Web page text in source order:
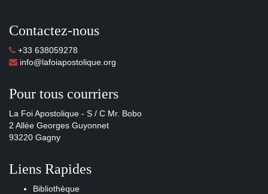
Contactez-nous
+33 638059278
info@lafoiapostolique.org
Pour tous courriers
La Foi Apostolique - S / C Mr. Bobo
2 Allée Georges Guyonnet
93220 Gagny
Liens Rapides
Bibliothèque